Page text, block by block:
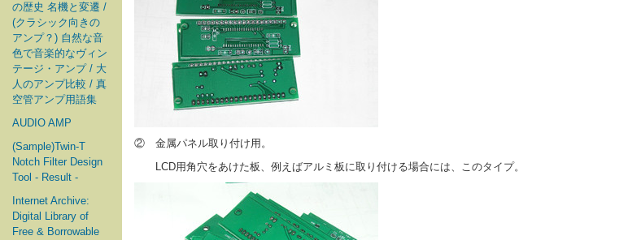
の歴史 名機と変遷 /
(クラシック向きの
アンプ？) 自然な音
色で音楽的なヴィン
テージ・アンプ / 大
人のアンプ比較 / 真
空管アンプ用語集
AUDIO AMP
(Sample)Twin-T
Notch Filter Design
Tool - Result -
Internet Archive:
Digital Library of
Free & Borrowable
② 金属パネル取り付け用。
LCD用角穴をあけた板、例えばアルミ板に取り付ける場合には、このタイプ。